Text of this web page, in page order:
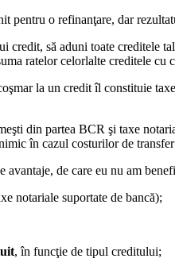
pentru o refinanţare, dar
credit, să aduni toate creditele
ratelor celorlalte creditele cu
la un credit îl constituie
din partea BCR şi taxe
în cazul costurilor de
avantaje, de care eu nu am
notariale suportate de bancă);
, în funcţie de tipul creditului;